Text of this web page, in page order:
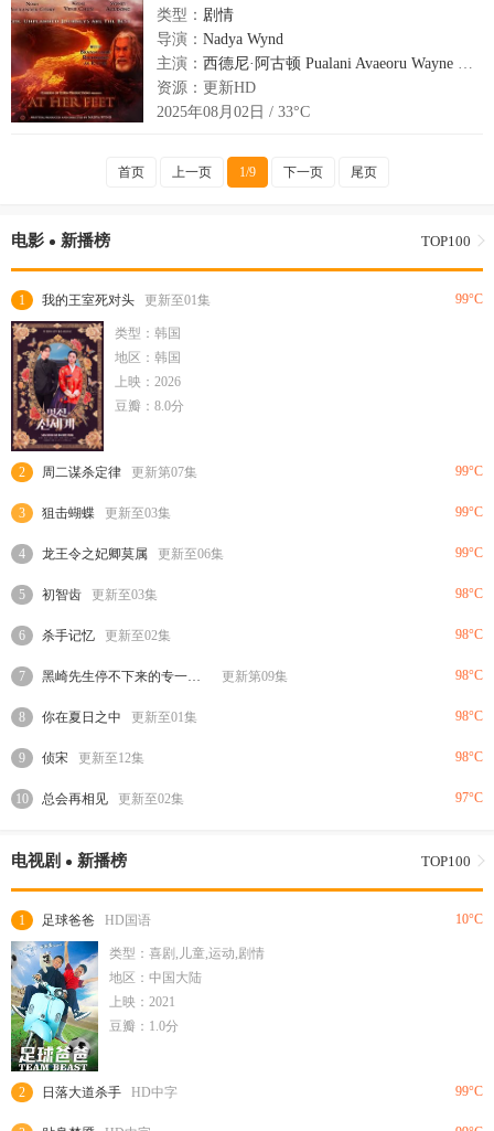
类型： 剧情
导演： Nadya Wynd
主演： 西德尼·阿古顿 Pualani Avaeoru Wayne Vene Chun
资源：更新HD
2025年08月02日 / 33°C
首页 上一页 1/9 下一页 尾页
电影 新播榜 TOP100
1 我的王室死对头 更新至01集 99°C
类型：韩国
地区：韩国
上映：2026
豆瓣：8.0分
2 周二谋杀定律 更新第07集 99°C
3 狙击蝴蝶 更新至03集 99°C
4 龙王令之妃卿莫属 更新至06集 99°C
5 初智齿 更新至03集 98°C
6 杀手记忆 更新至02集 98°C
7 黑崎先生停不下来的专一之爱 更新第09集 98°C
8 你在夏日之中 更新至01集 98°C
9 侦宋 更新至12集 98°C
10 总会再相见 更新至02集 97°C
电视剧 新播榜 TOP100
1 足球爸爸 HD国语 10°C
类型：喜剧,儿童,运动,剧情
地区：中国大陆
上映：2021
豆瓣：1.0分
2 日落大道杀手 HD中字 99°C